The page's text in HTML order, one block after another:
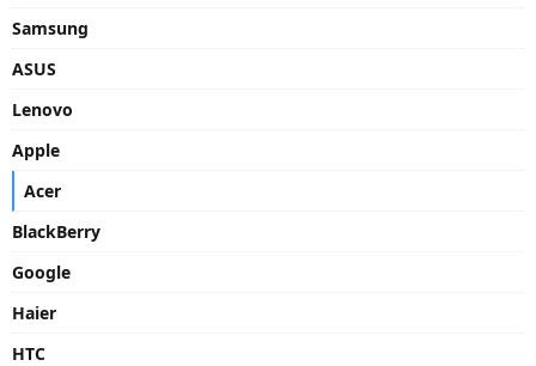
Samsung
ASUS
Lenovo
Apple
Acer
BlackBerry
Google
Haier
HTC